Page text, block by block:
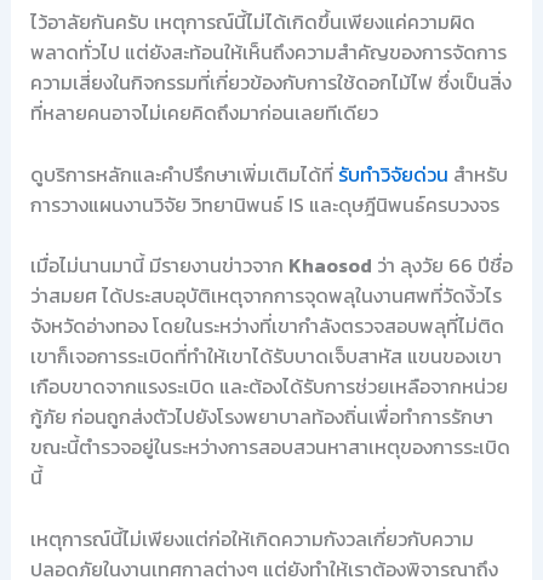
ไว้อาลัยกันครับ เหตุการณ์นี้ไม่ได้เกิดขึ้นเพียงแค่ความผิด
พลาดทั่วไป แต่ยังสะท้อนให้เห็นถึงความสำคัญของการจัดการ
ความเสี่ยงในกิจกรรมที่เกี่ยวข้องกับการใช้ดอกไม้ไฟ ซึ่งเป็นสิ่ง
ที่หลายคนอาจไม่เคยคิดถึงมาก่อนเลยทีเดียว
ดูบริการหลักและคำปรึกษาเพิ่มเติมได้ที่ รับทำวิจัยด่วน สำหรับ
การวางแผนงานวิจัย วิทยานิพนธ์ IS และดุษฎีนิพนธ์ครบวงจร
เมื่อไม่นานมานี้ มีรายงานข่าวจาก Khaosod ว่า ลุงวัย 66 ปีชื่อ
ว่าสมยศ ได้ประสบอุบัติเหตุจากการจุดพลุในงานศพที่วัดงิ้วไร
จังหวัดอ่างทอง โดยในระหว่างที่เขากำลังตรวจสอบพลุที่ไม่ติด
เขาก็เจอการระเบิดที่ทำให้เขาได้รับบาดเจ็บสาหัส แขนของเขา
เกือบขาดจากแรงระเบิด และต้องได้รับการช่วยเหลือจากหน่วย
กู้ภัย ก่อนถูกส่งตัวไปยังโรงพยาบาลท้องถิ่นเพื่อทำการรักษา
ขณะนี้ตำรวจอยู่ในระหว่างการสอบสวนหาสาเหตุของการระเบิด
นี้
เหตุการณ์นี้ไม่เพียงแต่ก่อให้เกิดความกังวลเกี่ยวกับความ
ปลอดภัยในงานเทศกาลต่างๆ แต่ยังทำให้เราต้องพิจารณาถึง